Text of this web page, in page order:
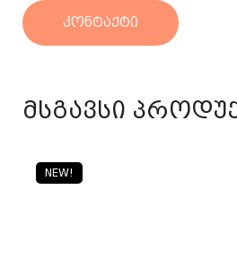
კონტაქტი
მსგავსი
NEW!